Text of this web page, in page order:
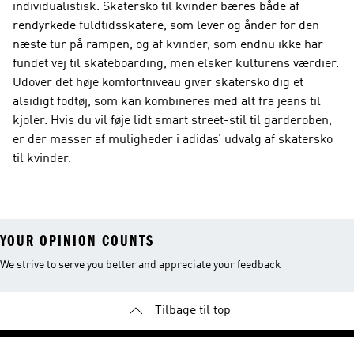
individualistisk. Skatersko til kvinder bæres både af
rendyrkede fuldtidsskatere, som lever og ånder for den
næste tur på rampen, og af kvinder, som endnu ikke har
fundet vej til skateboarding, men elsker kulturens værdier.
Udover det høje komfortniveau giver skatersko dig et
alsidigt fodtøj, som kan kombineres med alt fra jeans til
kjoler. Hvis du vil føje lidt smart street-stil til garderoben,
er der masser af muligheder i adidas’ udvalg af skatersko
til kvinder.
YOUR OPINION COUNTS
We strive to serve you better and appreciate your feedback
Tilbage til top